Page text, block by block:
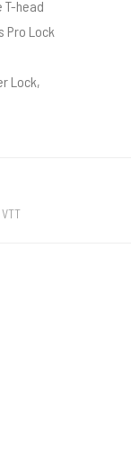
T-head
Pro Lock
Lock,